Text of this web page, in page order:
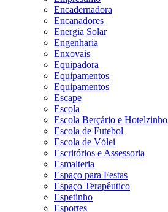
Encadernadora
Encanadores
Energia Solar
Engenharia
Enxovais
Equipadora
Equipamentos
Equipamentos
Escape
Escola
Escola Berçário e Hotelzinho
Escola de Futebol
Escola de Vólei
Escritórios e Assessoria
Esmalteria
Espaço para Festas
Espaço Terapêutico
Espetinho
Esportes